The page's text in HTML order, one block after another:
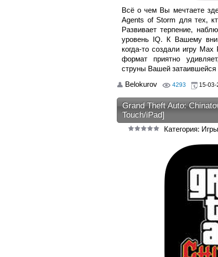
Всё о чем Вы мечтаете
Agents of Storm для тех,
Развивает терпение,
уровень IQ. К Вашему
когда-то создали игру
формат приятно
струны Вашей
Belokurov
4293 15-
Grand Theft Auto:
Touch/iPad]
Категория: